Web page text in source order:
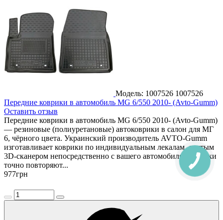
Модель: 1007526 1007526
Передние коврики в автомобиль MG 6/550 2010- (Avto-Gumm)
Оставить отзыв
Передние коврики в автомобиль MG 6/550 2010- (Avto-Gumm)
— резиновые (полиуретановые) автоковрики в салон для МГ
6, чёрного цвета. Украинский производитель AVTO-Gumm
изготавливает коврики по индивидуальным лекалам, снятым
3D-сканером непосредственно с вашего автомобиля. Коврики
точно повторяют...
977грн